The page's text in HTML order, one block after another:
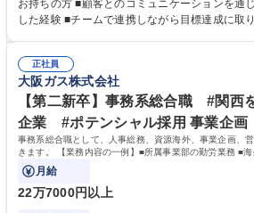
体的な仕事内容】 リードへの電話・メールによ
実行/フィールドセールスへの案件連携 募集職種 ★【未経験歓迎】AIで製
造業の未来を変えるインサイドセールス
お持ちの方 ■顧客とのコミュニケーションを通
した経験 ■チームで連携しながら目標達成に取り組める方 【
企画・実行経験 ・CRM・リードナーチャリング
もとに営業プロセスを改善した経験 学歴・資格 学歴：大学院 大学 高専 短
大 専修学校 高校 語学力： 資格：
正社員
大阪ガス株式会社
【第二新卒】事務系総合職 #関西
企業 #ポテンシャル採用 事業企画
事務系総合職として、人事総務、資源海外、事業企画、
きます。 【業務内容の一例】■所属事業部の勤労業務 ■
門の企画スタッフ、ルート営業
月給
22万7000円以上